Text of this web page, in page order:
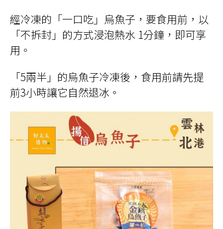
經冷凍的「一口吃」烏魚子，要食用前，以
「不拆封」的方式浸泡熱水 1分鐘，即可享
用。
「5兩半」的烏魚子冷凍後，食用前請先提
前3小時讓它自然退冰。